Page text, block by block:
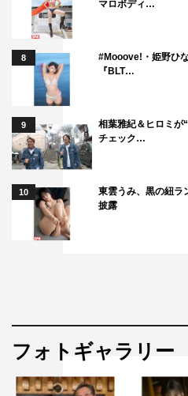
マロボディ…
8
#Mooove!・姫野ひ
『BLT…
9
相葉雅紀＆ヒロミが
チェック…
10
東雲うみ、黒の紐ラ
披露
フォトギャラリー